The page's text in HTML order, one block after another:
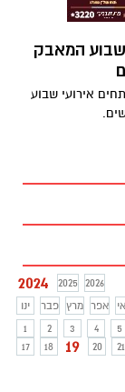
המאבק
ראשון 24.11 נפתחים אירועי שבוע
2024 2025
2026
ינו
פבר מרץ אפר
1
2 3 4 5
17
18 19 20 21